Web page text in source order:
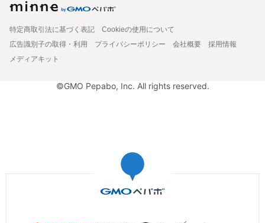
特定商取引法に基づく表記
Cookieの使用について
広告識別子の取得・利用
プライバシーポリシー 会社概要
採用情報
メディアキット
©GMO Pepabo, Inc. All rights reserved.